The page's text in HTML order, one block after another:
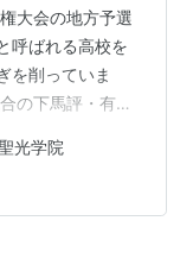
大会の地方予選
呼ばれる高校を
を削っていま
の下馬評・有力
してまとめま
光学院